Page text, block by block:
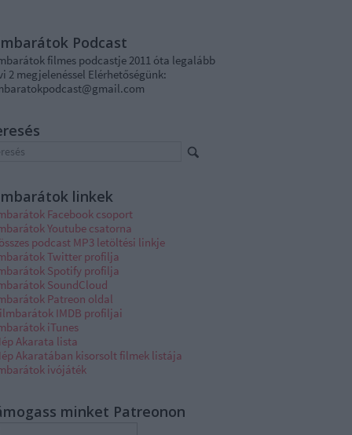
Podcast
filmes podcastje 2011 óta legalább
2 megjelenéssel Elérhetőségünk:
linkek
Facebook csoport
Youtube csatorna
podcast MP3 letöltési linkje
Twitter profilja
Spotify profilja
SoundCloud
Patreon oldal
IMDB profiljai
iTunes
Akarata lista
Akaratában kisorsolt filmek listája
ivójáték
minket Patreonon